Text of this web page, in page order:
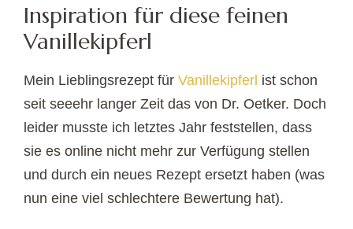
Inspiration für diese feinen
Vanillekipferl
Mein Lieblingsrezept für Vanillekipferl ist schon
seit seeehr langer Zeit das von Dr. Oetker. Doch
leider musste ich letztes Jahr feststellen, dass
sie es online nicht mehr zur Verfügung stellen
und durch ein neues Rezept ersetzt haben (was
nun eine viel schlechtere Bewertung hat).